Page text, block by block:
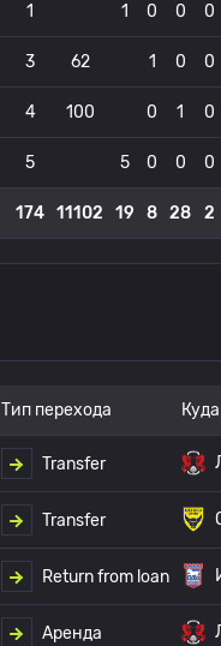
1 1 0 0 0
3 62 1 0 0
4 100 0 1 0
5 5 0 0 0
174 11102 19 8 28 2
Тип перехода Куда
Transfer
Transfer
Return from loan
Аренда